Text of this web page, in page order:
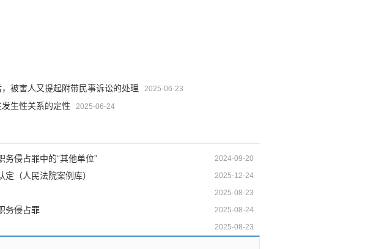
被害人又提起附带民事诉讼的处理 2025-06-23
生性关系的定性 2025-06-24
侵占罪中的“其他单位” 2024-09-20
（人民法院案例库） 2025-12-24
2025-08-23
务侵占罪 2025-08-24
2025-08-23